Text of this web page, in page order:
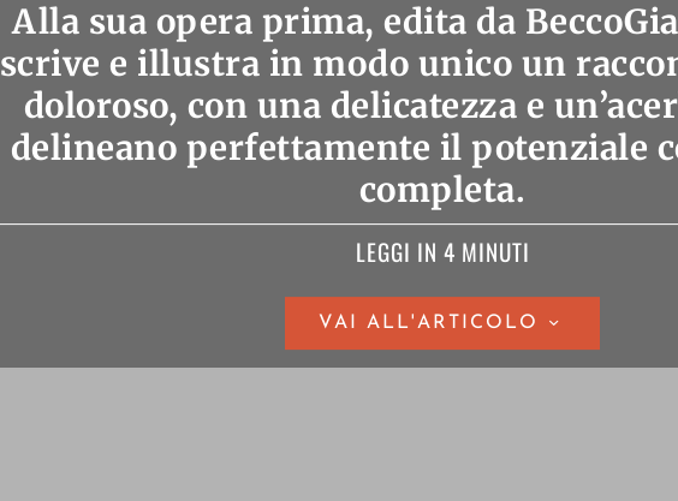
Alla sua opera prima, edita da
scrive e illustra in modo unico un
doloroso, con una delicatezza e
delineano perfettamente il potenziale
completa.
LEGGI IN 4 MINUTI
VAI ALL'ARTICOLO